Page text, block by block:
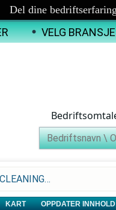
Del dine
VELG BRANSJE
KART OPPDATER